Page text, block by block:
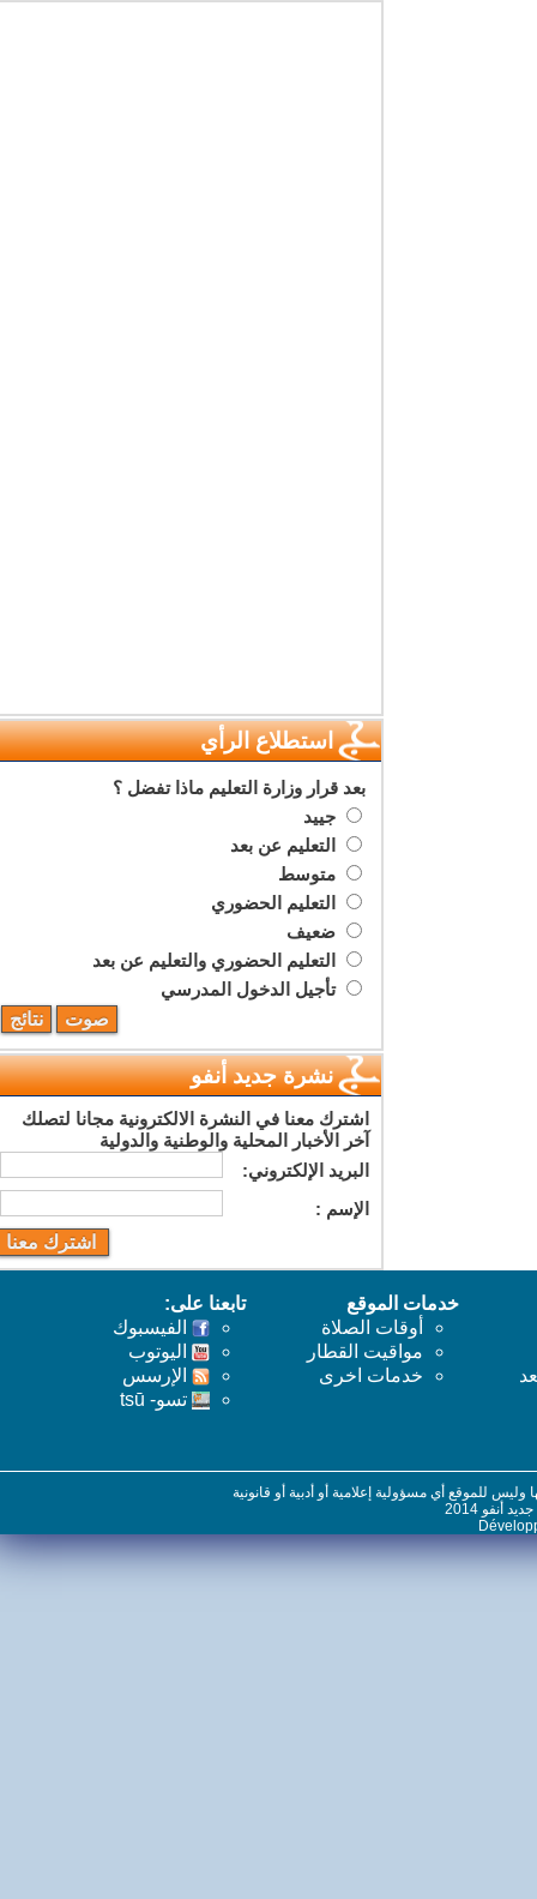
استطلاع الرأي
بعد قرار وزارة التعليم ماذا تفضل ؟
جييد
التعليم عن بعد
متوسط
التعليم الحضوري
ضعيف
التعليم الحضوري والتعليم عن بعد
تأجيل الدخول المدرسي
نشرة جديد أنفو
اشترك معنا في النشرة الالكترونية مجانا لتصلك
آخر الأخبار المحلية والوطنية والدولية
البريد اﻹلكتروني:
اﻹسم :
خدمات الموقع
أوقات الصلاة
مواقيت القطار
خدمات اخرى
تابعنا على:
الفيسبوك
اليوتوب
اﻹرسس
تسو- tsū
للموقع أي مسؤولية إعلامية أو أدبية أو قانونية
2014